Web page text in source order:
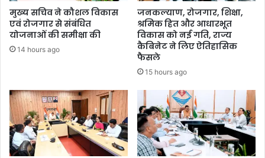
मुख्य सचिव ने कौशल विकास
एवं रोजगार से संबंधित
योजनाओं की समीक्षा की
14 hours ago
जनकल्याण, रोजगार, शिक्षा,
श्रमिक हित और आधारभूत
विकास को नई गति, राज्य
कैबिनेट ने लिए ऐतिहासिक
फैसले
15 hours ago